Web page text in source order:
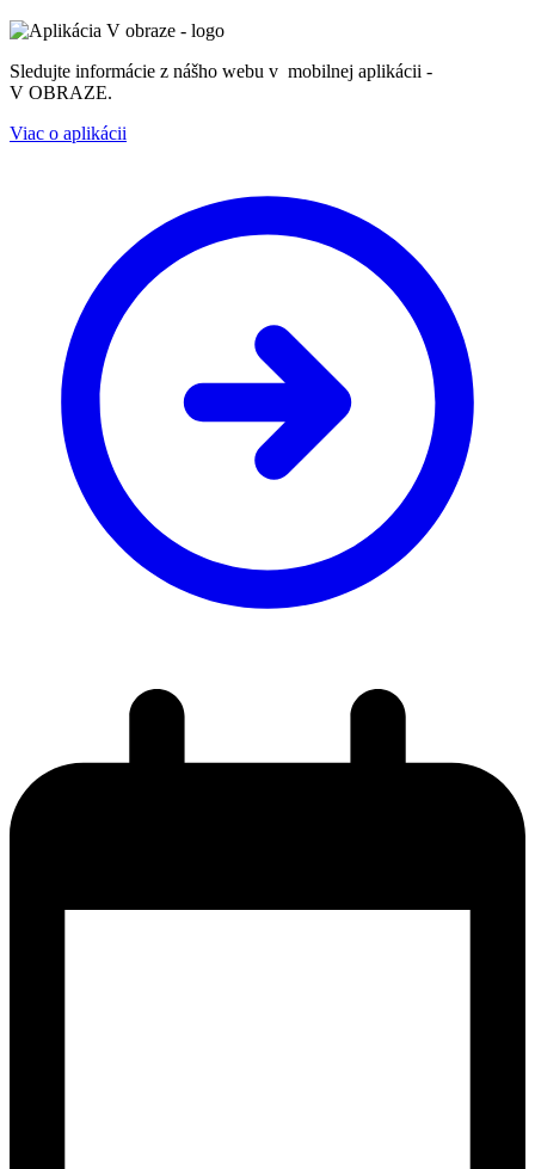
Sledujte informácie z nášho webu v mobilnej aplikácii -
V OBRAZE.
Viac o aplikácii